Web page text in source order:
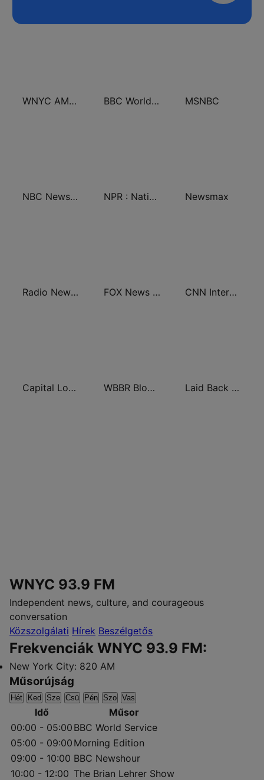
WNYC AM 820 BBC World Service MSNBC
NBC News Now NPR : National Public Radio Newsmax
Radio New York Live FOX News Radio CNN International
Capital London WBBR Bloomberg 1130 Laid Back Jazz
WNYC 93.9 FM
Independent news, culture, and courageous
conversation
Közszolgálati Hírek Beszélgetős
Frekvenciák WNYC 93.9 FM:
New York City: 820 AM
Műsorújság
Hét Ked Sze Csü Pén Szo Vas
Idő
Műsor
00:00 - 05:00 BBC World Service
05:00 - 09:00 Morning Edition
09:00 - 10:00 BBC Newshour
10:00 - 12:00 The Brian Lehrer Show